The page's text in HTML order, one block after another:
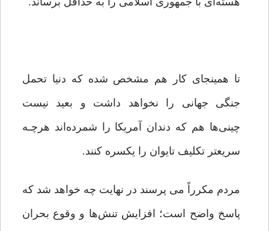
تا همینجای کار هم مشخص شده که دنیا تحمل
جنگی جهانی را نخواهد داشت و بعید نیست
چینی‌ها هم که دندان آمریکا را شمرده‌اند هرچـه
سریعتر تکلیف تایوان را یکسره کنند.
مردم مکرراً می پرسند در نهایت چه خواهد شد که
پاسخ واضح است؛ افزایش تنش‌ها و وقوع بحران